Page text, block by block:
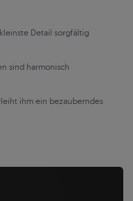
Detail sorgfältig
sind harmonisch
ihm ein bezauberndes